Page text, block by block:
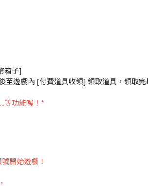
箱子]
至遊戲內 [付費道具收領] 領取道具，領取完
等功能喔！*
開始遊戲！